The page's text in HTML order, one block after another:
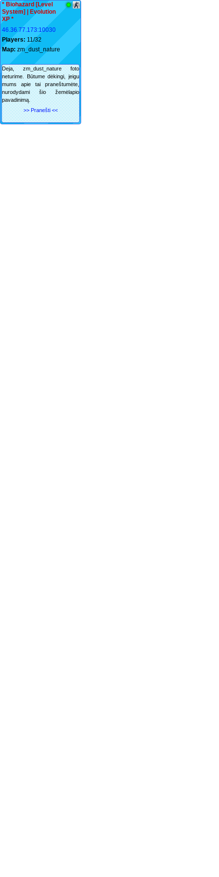
* Biohazard [Level
System] | Evolution
XP *
46.36.77.173:10030
Players: 11/32
Map: zm_dust_nature
Deja, zm_dust_nature foto
neturime. Būtume dėkingi, jeigu
mums apie tai praneštumėte,
nurodydami šio žemėlapio
pavadinimą.
>> Pranešti <<